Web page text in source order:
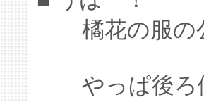
橘花の服
やっぱ後ろ